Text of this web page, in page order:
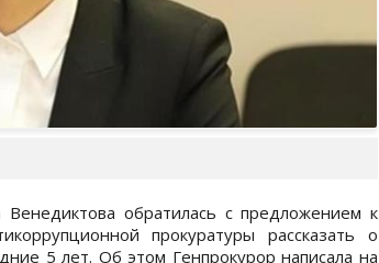
обратилась с предложением к
прокуратуры рассказать о
5 лет. Об этом Генпрокурор написала на